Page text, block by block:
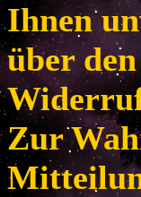
Ihnen
über
Zur